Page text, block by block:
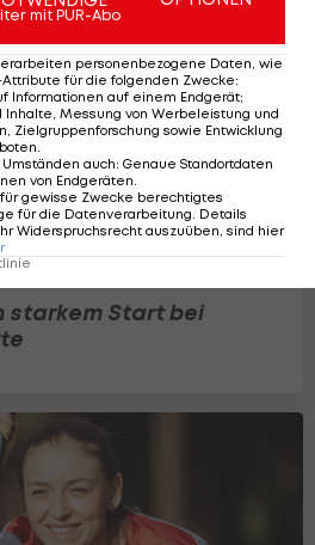
starkem Start bei
mit PUR-Abo
personenbezogene Daten, wie
Attribute für die folgenden Zwecke:
Informationen auf einem Endgerät;
Inhalte, Messung von Werbeleistung und
Zielgruppenforschung sowie Entwicklung
.
auch: Genaue Standortdaten
von Endgeräten.
gewisse Zwecke berechtigtes
für die Datenverarbeitung. Details
Widerspruchsrecht auszuüben, sind hier